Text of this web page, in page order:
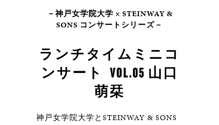
－神戸女学院大学 × STEINWAY &
SONS コンサートシリーズ－
ランチタイムミニコ
ンサート VOL.05 山口
萌栞
神戸女学院大学とSTEINWAY & SONS